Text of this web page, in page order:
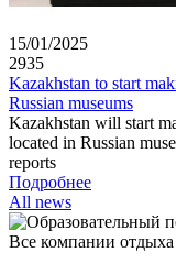
15/01/2025
2935
Kazakhstan to start
Russian museums
Kazakhstan will start
located in Russian
reports
Подробнее
All news
Все компании отдыха